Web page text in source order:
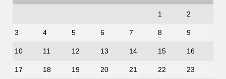
1 2
3 4 5 6 7 8 9
10 11 12 13 14 15 16
17 18 19 20 21 22 23